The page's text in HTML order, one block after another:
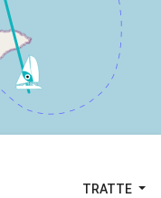
TRATTE